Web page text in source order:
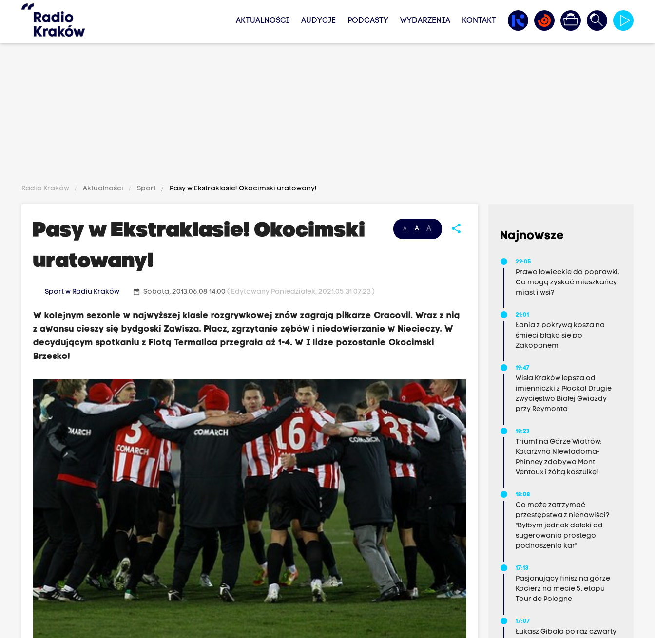
AKTUALNOŚCI AUDYCJE PODCASTY WYDARZENIA KONTAKT
Radio Kraków Aktualności Sport Pasy w Ekstraklasie! Okocimski uratowany!
A A A share
Pasy w Ekstraklasie! Okocimski
uratowany!
Sport w Radiu Kraków date_range Sobota, 2013.06.08 14:00( Edytowany Poniedziałek, 2021.05.31 07:23 )
W kolejnym sezonie w najwyższej klasie rozgrywkowej znów zagrają piłkarze Cracovii. Wraz z nią
z awansu cieszy się bydgoski Zawisza. Płacz, zgrzytanie zębów i niedowierzanie w Niecieczy. W
decydującym spotkaniu z Flotą Termalica przegrała aż 1-4. W I lidze pozostanie Okocimski
Brzesko!
Najnowsze
22:05
Prawo łowieckie do poprawki.
Co mogą zyskać mieszkańcy
miast i wsi?
21:01
Łania z pokrywą kosza na
śmieci błąka się po
Zakopanem
19:47
Wisła Kraków lepsza od
imienniczki z Płocka! Drugie
zwycięstwo Białej Gwiazdy
przy Reymonta
18:23
Triumf na Górze Wiatrów:
Katarzyna Niewiadoma-
Phinney zdobywa Mont
Ventoux i żółtą koszulkę!
18:08
Co może zatrzymać
przestępstwa z nienawiści?
"Byłbym jednak daleki od
sugerowania prostego
podnoszenia kar"
17:13
Pasjonujący finisz na górze
Kocierz na mecie 5. etapu
Tour de Pologne
17:07
Łukasz Gibała po raz czwarty